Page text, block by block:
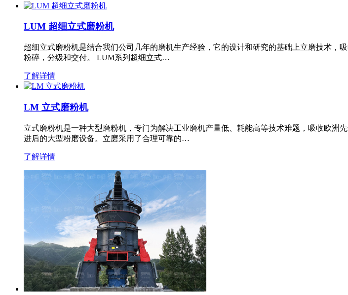
LUM 超细立式磨粉机
超细立式磨粉机是结合我们公司几年的磨机生产经验，它的设计和研究的基础上立磨技术
粉碎，分级和交付。 LUM系列超细立式…
了解详情
LM 立式磨粉机
立式磨粉机是一种大型磨粉机，专门为解决工业磨机产量低、耗能高等技术难题，吸收欧
进后的大型粉磨设备。立磨采用了合理可靠的…
了解详情